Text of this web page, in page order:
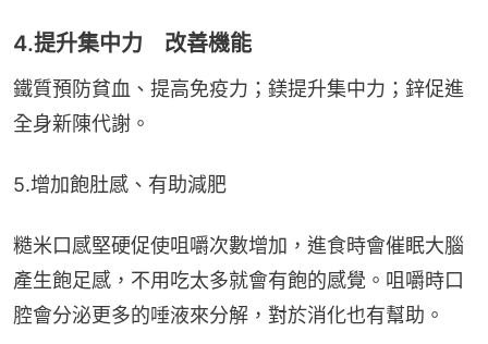
4.提升集中力 改善機能
鐵質預防貧血、提高免疫力；鎂提升集中力；鋅促進
全身新陳代謝。
5.增加飽肚感、有助減肥
糙米口感堅硬促使咀嚼次數增加，進食時會催眠大腦
產生飽足感，不用吃太多就會有飽的感覺。咀嚼時口
腔會分泌更多的唾液來分解，對於消化也有幫助。